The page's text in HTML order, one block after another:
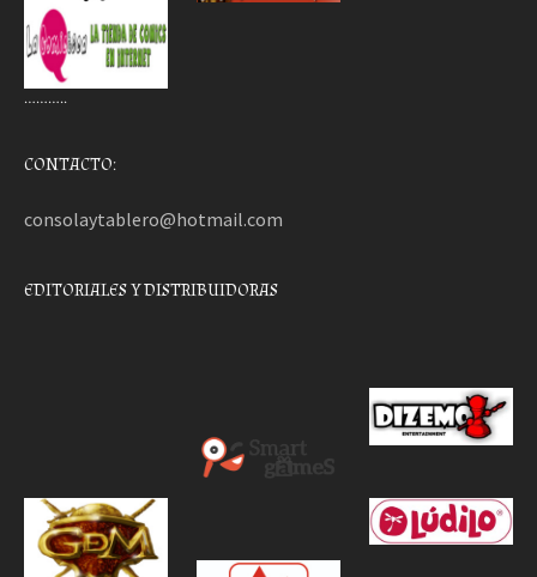
………..
CONTACTO:
consolaytablero@hotmail.com
EDITORIALES Y DISTRIBUIDORAS